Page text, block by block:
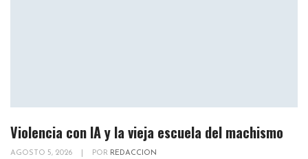
Violencia con IA y la vieja escuela del machismo
AGOSTO 5, 2026 POR REDACCION